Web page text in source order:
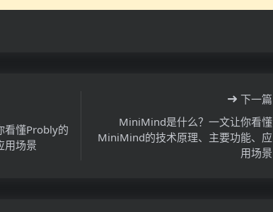
看懂Probly的
用场景
下一篇
MiniMind是什么？一文让你看懂
MiniMind的技术原理、主要功能、应
用场景